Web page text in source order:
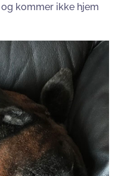
kommer ikke hjem